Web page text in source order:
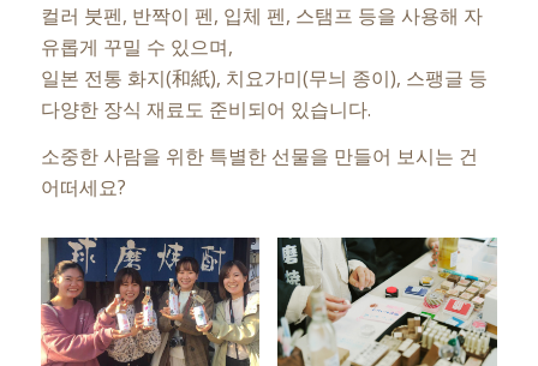
컬러 붓펜, 반짝이 펜, 입체 펜, 스탬프 등을 사용해 자
유롭게 꾸밀 수 있으며,
일본 전통 화지(和紙), 치요가미(무늬 종이), 스팽글 등
다양한 장식 재료도 준비되어 있습니다.
소중한 사람을 위한 특별한 선물을 만들어 보시는 건
어떠세요?